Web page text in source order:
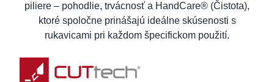
Produktový list
Pokyny pre pranie
piliere – pohodlie, trvácnosť a HandCare® (Čistota),
ktoré spoločne prinášajú ideálne skúsenosti s
rukavicami pri každom špecifickom použití.